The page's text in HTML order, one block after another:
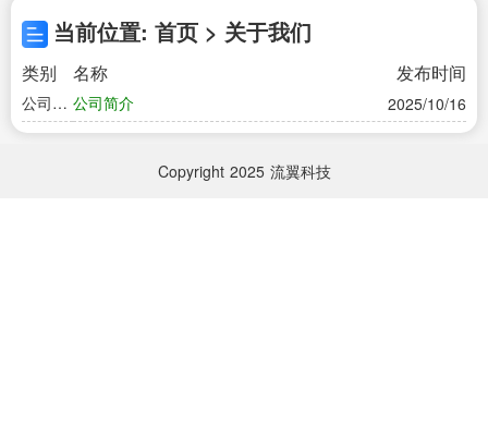
当前位置: 首页 > 关于我们
类别 名称 发布时间
公司简
介
公司简介 2025/10/16
Copyright 2025 流翼科技